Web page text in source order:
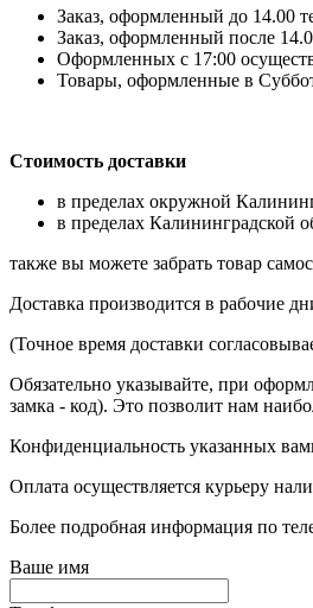
Заказ, оформленный до 14.00
Заказ, оформленный после
Оформленных с 17:00
Товары, оформленные в
Стоимость доставки
в пределах окружной
в пределах Калининградской
также вы можете забрать товар
Доставка производится в рабочие
(Точное время доставки
Обязательно указывайте, при
замка - код). Это позволит нам
Конфиденциальность указанных
Оплата осуществляется курьеру
Более подробная информация по
Ваше имя